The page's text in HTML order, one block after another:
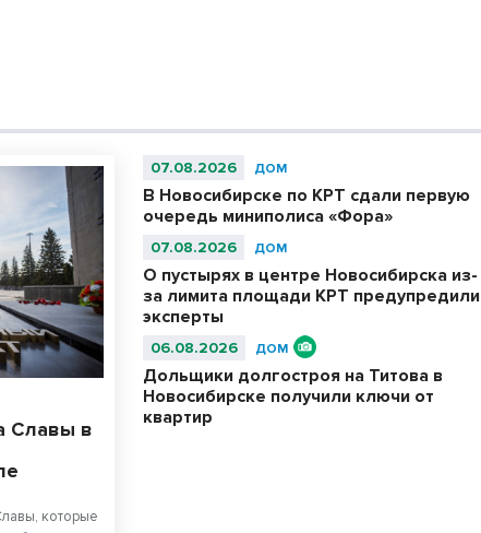
Славы в
которые
07.08.2026 ДОМ
В Новосибирске по КРТ сдали первую
очередь миниполиса «Фора»
07.08.2026 ДОМ
О пустырях в центре Новосибирска из-
за лимита площади КРТ предупредили
эксперты
06.08.2026 ДОМ
Дольщики долгостроя на Титова в
Новосибирске получили ключи от
квартир